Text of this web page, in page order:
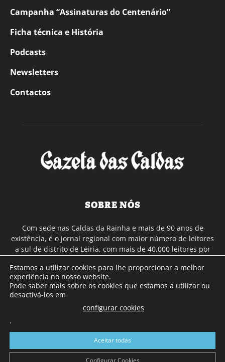
Campanha “Assinaturas do Centenário”
Ficha técnica e História
Podcasts
Newsletters
Contactos
SOBRE NÓS
Com sede nas Caldas da Rainha e mais de 90 anos de
existência, é o jornal regional com maior número de leitores
a sul de distrito de Leiria, com mais de 40.000 leitores por
Continental e assinatura online.
SIGA-NOS
Estamos a utilizar cookies para lhe proporcionar a melhor
experiência no nosso website.
Pode saber mais sobre os cookies que estamos a utilizar ou
desactivá-los em
configurar cookies
.
Aceitar todas
Configurar Cookies